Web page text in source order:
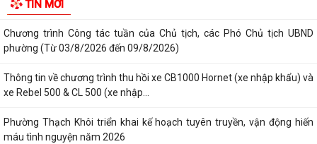
TIN MỚI
Hội nghị công bố quyết định công tác cán bộ
Chương trình Công tác tuần của Chủ tịch, các Phó Chủ tịch UBND
phường (Từ 03/8/2026 đến 09/8/2026)
Thông tin về chương trình thu hồi xe CB1000 Hornet (xe nhập khẩu) và
xe Rebel 500 & CL 500 (xe nhập...
Phường Thạch Khôi triển khai kế hoạch tuyên truyền, vận động hiến
máu tình nguyện năm 2026